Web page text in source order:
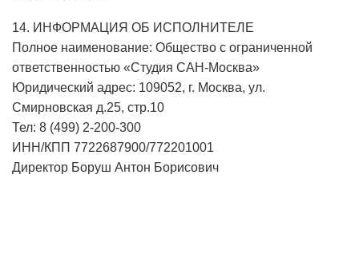
14. ИНФОРМАЦИЯ ОБ ИСПОЛНИТЕЛЕ
Полное наименование: Общество с ограниченной
ответственностью «Студия САН-Москва»
Юридический адрес: 109052, г. Москва, ул.
Смирновская д.25, стр.10
Тел: 8 (499) 2-200-300
ИНН/КПП 7722687900/772201001
Директор Боруш Антон Борисович